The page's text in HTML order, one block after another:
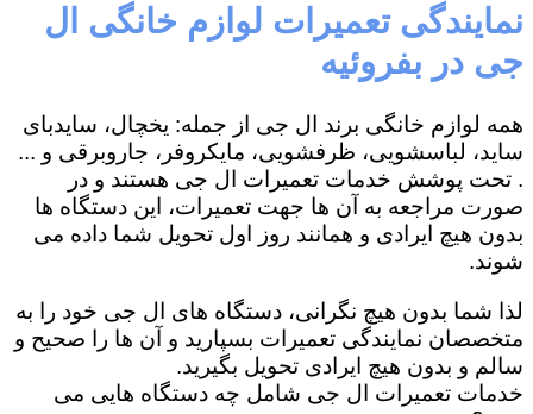
نمایندگی تعمیرات لوازم خانگی ال
جی در بفروئیه
همه لوازم خانگی برند ال جی از جمله: یخچال، سایدبای
ساید، لباسشویی، ظرفشویی، مایکروفر، جاروبرقی و ...
. تحت پوشش خدمات تعمیرات ال جی هستند و در
صورت مراجعه به آن ها جهت تعمیرات، این دستگاه ها
بدون هیچ ایرادی و همانند روز اول تحویل شما داده می
شوند.
لذا شما بدون هیچ نگرانی، دستگاه های ال جی خود را به
متخصصان نمایندگی تعمیرات بسپارید و آن ها را صحیح و
سالم و بدون هیچ ایرادی تحویل بگیرید.
خدمات تعمیرات ال جی شامل چه دستگاه هایی می